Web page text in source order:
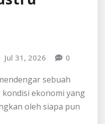
Tidak
Yang
Jul 31, 2026 0